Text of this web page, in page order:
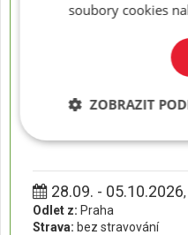
27.09. - 11.10.2026
Konečná cena za osobu od:
28.09. - 05.10.2026
Odlet z: Praha
Strava: bez stravování
soubory cookies
ZOBRAZIT